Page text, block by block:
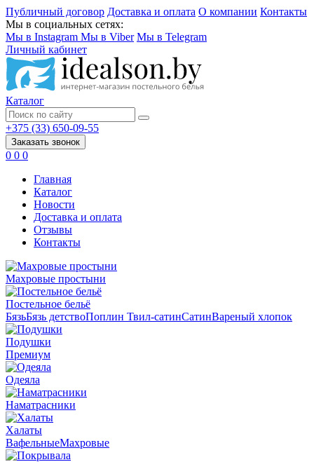
Публичный договор Доставка и оплата О компании Контакты
Мы в социальных сетях:
Мы в Instagram Мы в Viber Мы в Telegram
Личный кабинет
Каталог
+375 (33) 650-09-55
Заказать звонок
0 0 0
Главная
Каталог
Новости
Доставка и оплата
Отзывы
Контакты
Махровые простыни
Постельное бельё
БязьБязь детствоПоплин Твил-сатинСатинВареный хлопок
Подушки
Премиум
Одеяла
Наматрасники
Халаты
ВафельныеМахровые